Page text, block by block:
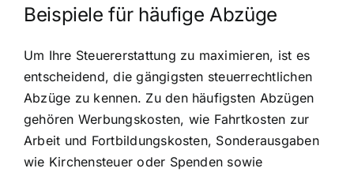
Beispiele für häufige Abzüge
Um Ihre Steuererstattung zu maximieren, ist es
entscheidend, die gängigsten steuerrechtlichen
Abzüge zu kennen. Zu den häufigsten Abzügen
gehören Werbungskosten, wie Fahrtkosten zur
Arbeit und Fortbildungskosten, Sonderausgaben
wie Kirchensteuer oder Spenden sowie